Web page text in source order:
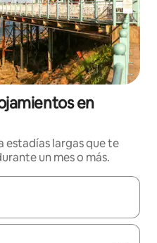
en
estadías largas que te
un mes o más.
navega con las